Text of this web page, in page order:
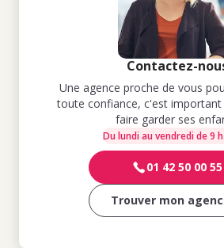
Contactez-
Une agence proche de vous
toute confiance, c'est important
faire garder ses
Du lundi au vendredi de 9
01 42 50 00 55
Trouver mon